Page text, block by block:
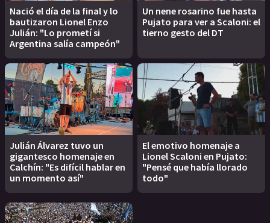
Nació el día de la final y lo
bautizaron Lionel Enzo
Julián: "Lo prometí si
Argentina salía campeón"
Un nene rosarino fue hasta
Pujato para ver a Scaloni: el
tierno gesto del DT
Julián Álvarez tuvo un
gigantesco homenaje en
Calchín: "Es difícil hablar en
un momento así"
El emotivo homenaje a
Lionel Scaloni en Pujato:
"Pensé que había llorado
todo"